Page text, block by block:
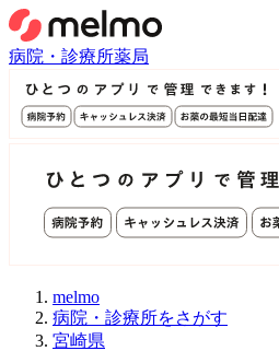
病院・診療所薬局
melmo
病院・診療所をさがす
宮崎県